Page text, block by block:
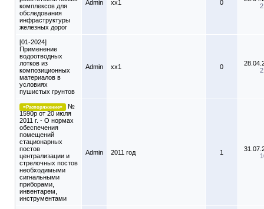
комплексов для
обследования
инфраструктуры
железных дорог
Admin xx1 0
[01-2024]
Применение
водоотводных
лотков из
композиционных
материалов в
условиях
пушистых грунтов
Admin xx1 0
=Распоряжение=
№
1590р от 20 июля
2011 г. - О нормах
обеспечения
помещений
стационарных
постов
централизации и
стрелочных постов
необходимыми
сигнальными
приборами,
инвентарем,
инструментами
Admin 2011 год 1